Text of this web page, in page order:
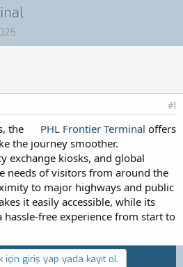
#1
the PHL Frontier Terminal offers
the journey smoother.
exchange kiosks, and global
needs of visitors from around the
to major highways and public
it easily accessible, while its
free experience from start to
için giriş yap yada kayıt ol.